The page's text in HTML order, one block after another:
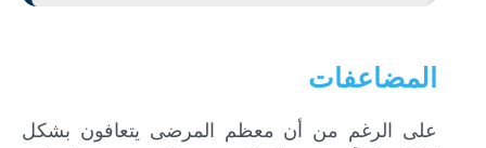
المضاعفات
على الرغم من أن معظم المرضى يتعافون بشكل